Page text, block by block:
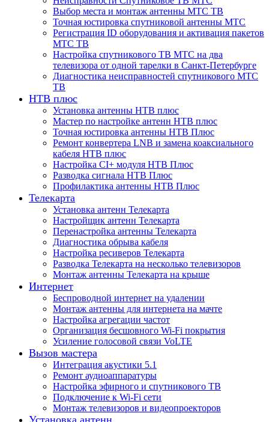
Выбор места и монтаж антенны МТС ТВ
Точная юстировка спутниковой антенны МТС
Регистрация ID оборудования и активация пакетов
МТС ТВ
Настройка спутникового ТВ МТС на два
телевизора от одной тарелки в Санкт-Петербурге
Диагностика неисправностей спутникового МТС
ТВ
НТВ плюс
Установка антенны НТВ плюс
Мастер по настройке антенн НТВ плюс
Точная юстировка антенны НТВ Плюс
Ремонт конвертера LNB и замена коаксиального
кабеля НТВ плюс
Настройка CI+ модуля НТВ Плюс
Разводка сигнала НТВ Плюс
Профилактика антенны НТВ Плюс
Телекарта
Установка антенн Телекарта
Настройщик антенн Телекарта
Перенастройка антенны Телекарта
Диагностика обрыва кабеля
Настройка ресиверов Телекарта
Разводка Телекарта на несколько телевизоров
Монтаж антенны Телекарта на крыше
Интернет
Беспроводной интернет на удалении
Монтаж антенны для интернета на мачте
Настройка агрегации частот
Организация бесшовного Wi-Fi покрытия
Усиление голосовой связи VoLTE
Вызов мастера
Интеграция акустики 5.1
Ремонт аудиоаппаратуры
Настройка эфирного и спутникового ТВ
Подключение к Wi-Fi сети
Монтаж телевизоров и видеопроекторов
Установка антенн